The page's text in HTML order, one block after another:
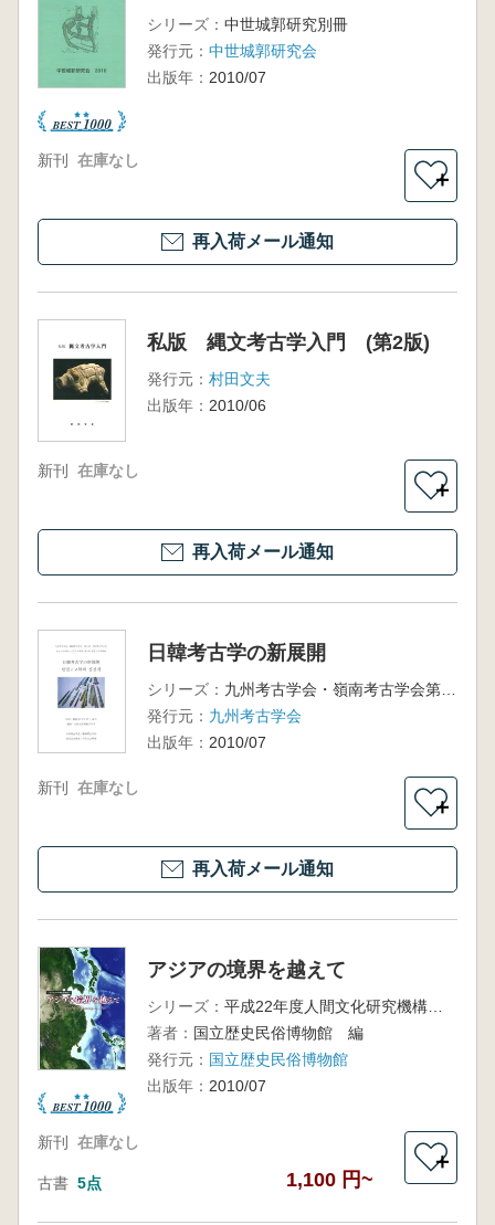
シリーズ： 中世城郭研究別冊
発行元： 中世城郭研究会
出版年： 2010/07
新刊 在庫なし
＋
再入荷メール通知
私版 縄文考古学入門 (第2版)
発行元： 村田文夫
出版年： 2010/06
新刊 在庫なし
＋
再入荷メール通知
日韓考古学の新展開
シリーズ：
九州考古学会・嶺南考古学会第9回合同考古学大会
発行元： 九州考古学会
出版年： 2010/07
新刊 在庫なし
＋
再入荷メール通知
アジアの境界を越えて
シリーズ：
平成22年度人間文化研究機構連携展示
著者： 国立歴史民俗博物館 編
発行元： 国立歴史民俗博物館
出版年： 2010/07
新刊 在庫なし
古書 5点 1,100 円~
＋